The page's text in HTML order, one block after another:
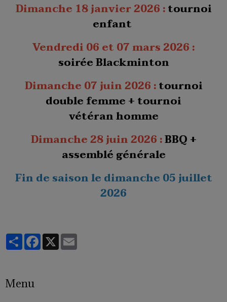
Dimanche 18 janvier 2026 :tournoi
enfant
Vendredi 06 et 07 mars 2026 :
soiréeBlackminton
Dimanche 07 juin 2026 :tournoi
double femme + tournoi
vétéran homme
Dimanche 28 juin 2026 :BBQ +
assemblé générale
Fin de saison le dimanche 05 juillet
2026
PartagerFacebook
X
Menu